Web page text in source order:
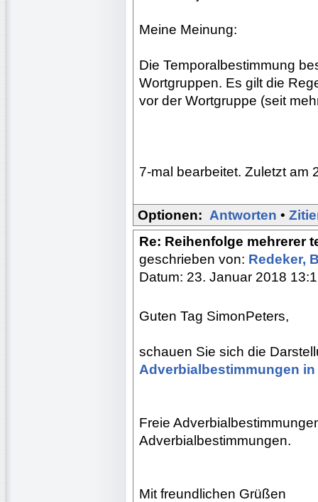
Meine Meinung:
Die Temporalbestimmung
Wortgruppen. Es gilt die
vor der Wortgruppe (seit
7-mal bearbeitet. Zuletzt am
Optionen: Antworten •
Re: Reihenfolge mehrerer
geschrieben von: Redeker,
Datum: 23. Januar 2018
Guten Tag SimonPeters,
schauen Sie sich die
Adverbialbestimmungen
Freie
Adverbialbestimmungen.
Mit freundlichen Grüßen